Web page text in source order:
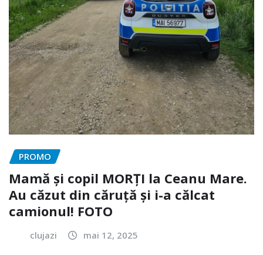
PROMO
Mamă și copil MORȚI la Ceanu Mare.
Au căzut din căruță și i-a călcat
camionul! FOTO
clujazi mai 12, 2025